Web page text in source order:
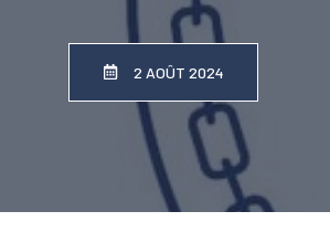
2 AOÛT 2024